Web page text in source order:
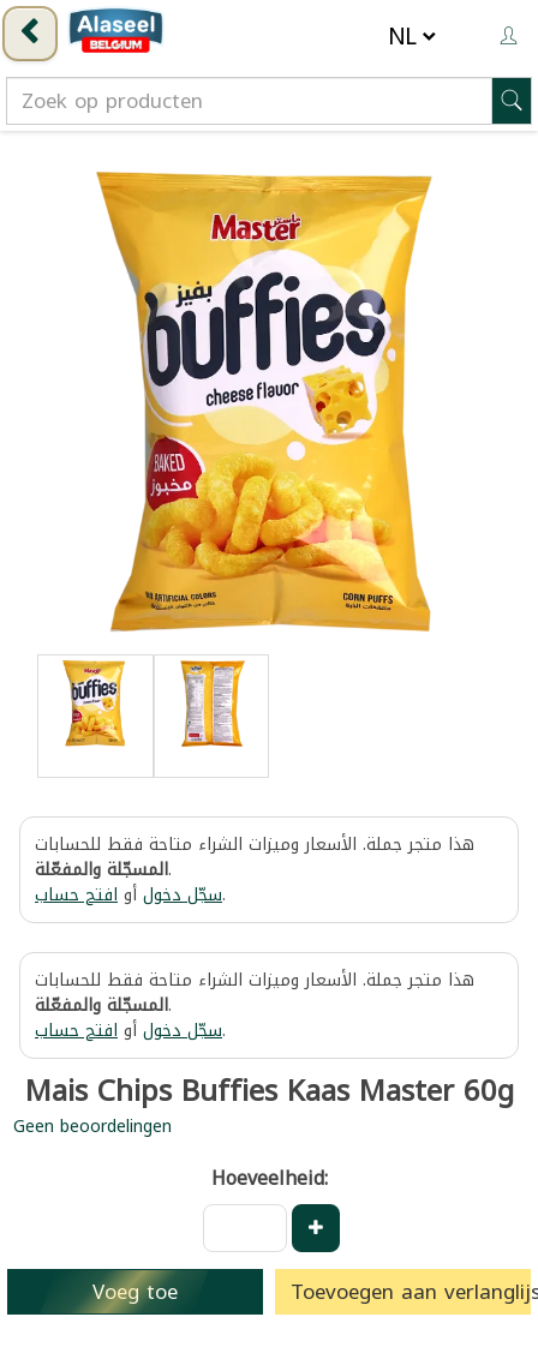
هذا متجر جملة. الأسعار وميزات الشراء متاحة فقط للحسابات
المسجّلة والمفعّلة.
سجّل دخولأوافتح حساب .
هذا متجر جملة. الأسعار وميزات الشراء متاحة فقط للحسابات
المسجّلة والمفعّلة.
سجّل دخولأوافتح حساب .
Mais Chips Buffies Kaas Master 60g
Geen beoordelingen
Hoeveelheid:
Voeg toe Toevoegen aan